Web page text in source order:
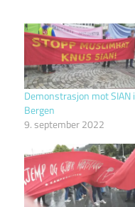
Demonstrasjon mot SIAN i
Bergen
9. september 2022